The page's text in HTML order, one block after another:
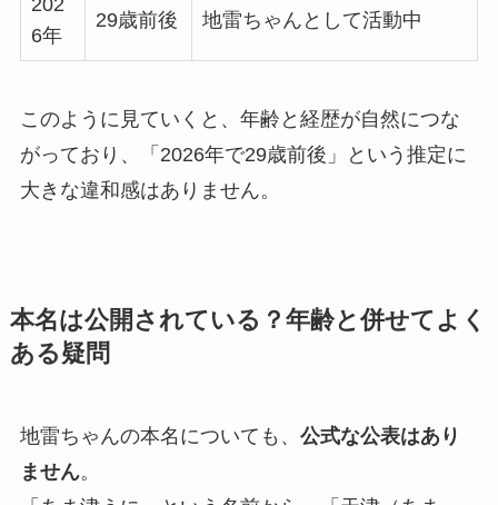
202
6年
29歳前後 地雷ちゃんとして活動中
このように見ていくと、年齢と経歴が自然につな
がっており、「2026年で29歳前後」という推定に
大きな違和感はありません。
本名は公開されている？年齢と併せてよく
ある疑問
地雷ちゃんの本名についても、 公式な公表はあり
ません。